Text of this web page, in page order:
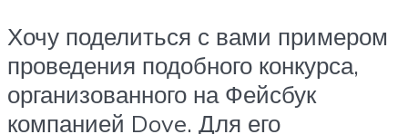
Хочу поделиться с вами примером
проведения подобного конкурса,
организованного на Фейсбук
компанией Dove. Для его